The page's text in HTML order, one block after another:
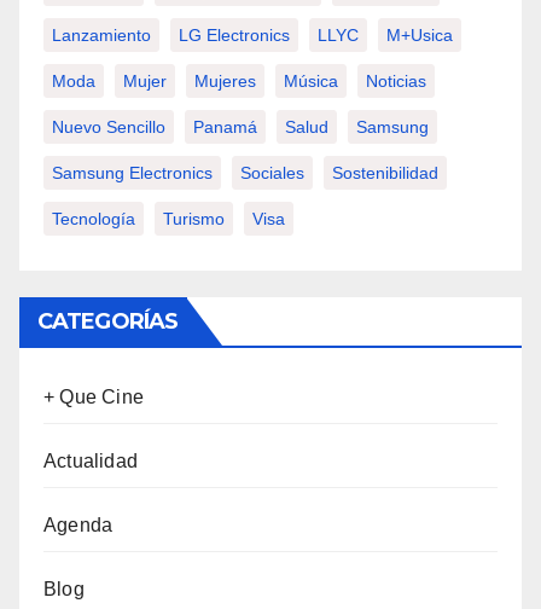
Lanzamiento LG Electronics LLYC M+usica
Moda Mujer Mujeres Música Noticias
Nuevo Sencillo Panamá Salud Samsung
Samsung Electronics Sociales Sostenibilidad
Tecnología Turismo Visa
CATEGORÍAS
+ Que Cine
Actualidad
Agenda
Blog